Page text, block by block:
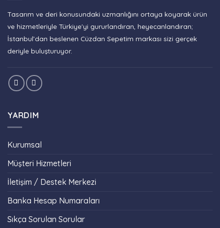
Tasarım ve deri konusundaki uzmanlığını ortaya koyarak ürün
ve hizmetleriyle Türkiye'yi gururlandıran, heyecanlandıran;
İstanbul’dan beslenen Cüzdan Sepetim markası sizi gerçek
deriyle buluşturuyor.
YARDIM
Kurumsal
Müşteri Hizmetleri
İletişim / Destek Merkezi
Banka Hesap Numaraları
Sıkça Sorulan Sorular